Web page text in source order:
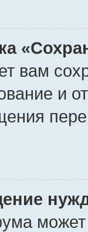
вам
и